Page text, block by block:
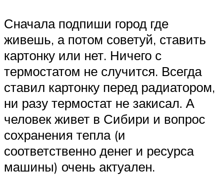
Сначала подпиши город где
живешь, а потом советуй, ставить
картонку или нет. Ничего с
термостатом не случится. Всегда
ставил картонку перед радиатором,
ни разу термостат не закисал. А
человек живет в Сибири и вопрос
сохранения тепла (и
соответственно денег и ресурса
машины) очень актуален.